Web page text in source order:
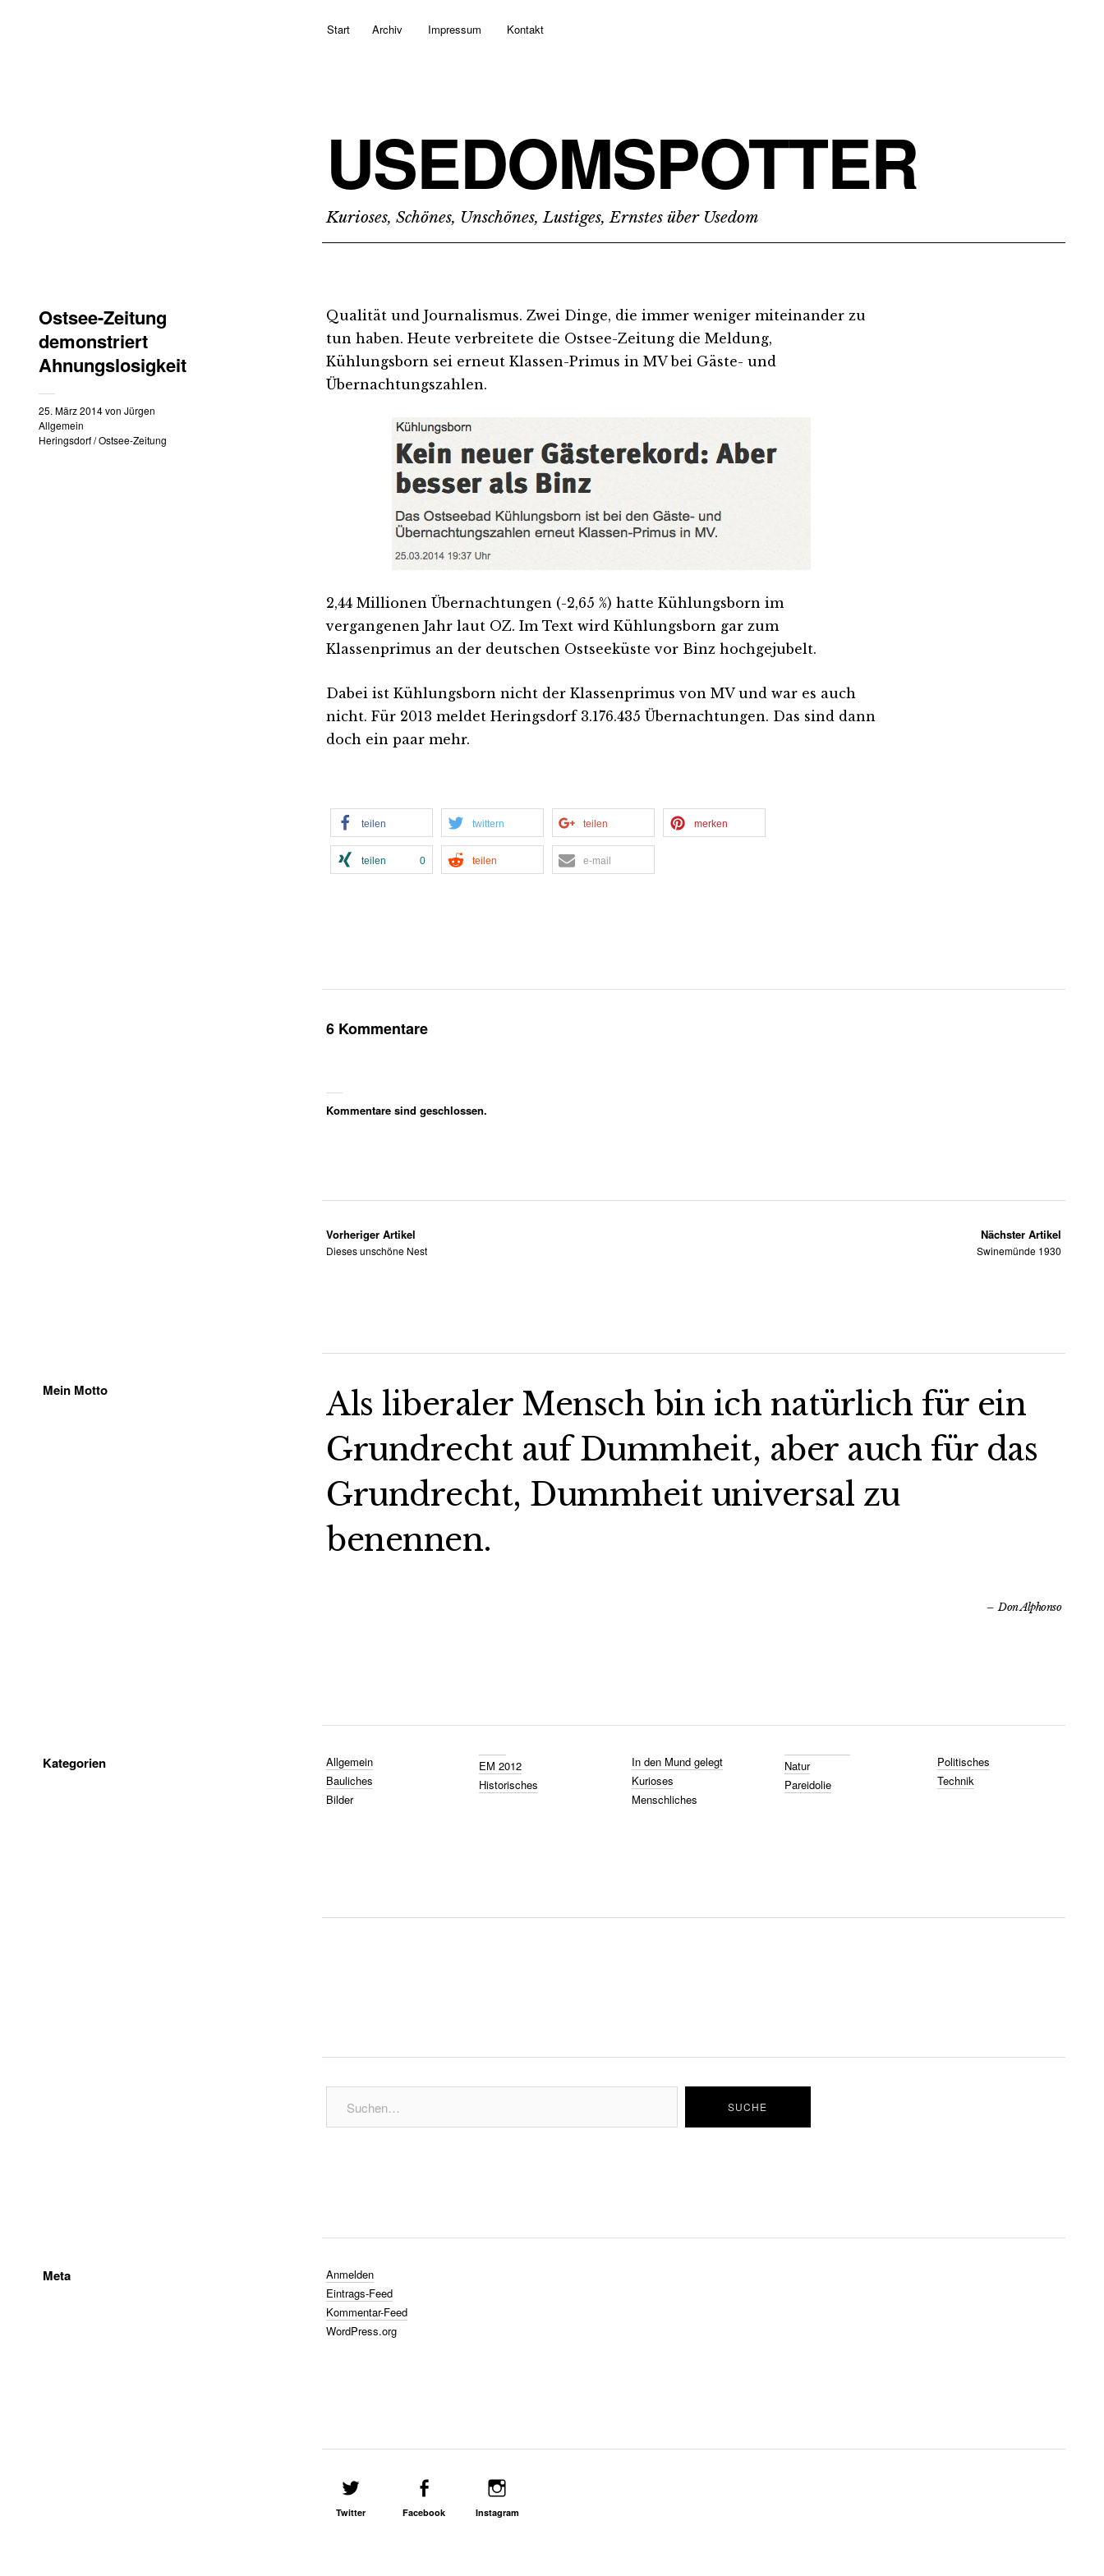
Start Archiv Impressum Kontakt
USEDOMSPOTTER
Kurioses, Schönes, Unschönes, Lustiges, Ernstes über Usedom
Ostsee-Zeitung
demonstriert
Ahnungslosigkeit
25. März 2014von Jürgen
Allgemein
Heringsdorf/Ostsee-Zeitung
Qualität und Journalismus. Zwei Dinge, die immer weniger miteinander zu
tun haben. Heute verbreitete die Ostsee-Zeitung die Meldung,
Kühlungsborn sei erneut Klassen-Primus in MV bei Gäste- und
Übernachtungszahlen.
2,44 Millionen Übernachtungen (-2,65 %) hatte Kühlungsborn im
vergangenen Jahr laut OZ. Im Text wird Kühlungsborn gar zum
Klassenprimus an der deutschen Ostseeküste vor Binz hochgejubelt.
Dabei ist Kühlungsborn nicht der Klassenprimus von MV und war es auch
nicht. Für 2013 meldet Heringsdorf 3.176.435 Übernachtungen. Das sind dann
doch ein paar mehr.
teilen twittern teilen merken
teilen 0 teilen e-mail
6 Kommentare
Kommentare sind geschlossen.
Vorheriger Artikel
Dieses unschöne Nest
Nächster Artikel
Swinemünde 1930
Mein Motto
Als liberaler Mensch bin ich natürlich für ein
Grundrecht auf Dummheit, aber auch für das
Grundrecht, Dummheit universal zu
benennen.
Don Alphonso
Kategorien
Allgemein
Bauliches
Bilder
EM 2012
Historisches
In den Mund gelegt
Kurioses
Menschliches
Natur
Pareidolie
Politisches
Technik
Meta
Anmelden
Eintrags-Feed
Kommentar-Feed
WordPress.org
Twitter Facebook Instagram